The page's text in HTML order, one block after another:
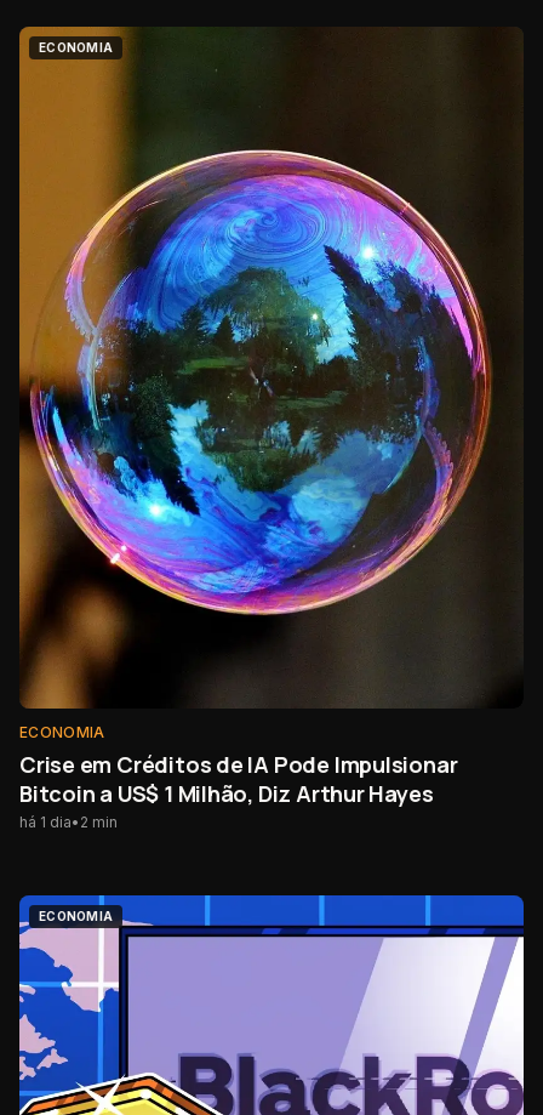
ECONOMIA
ECONOMIA
Crise em Créditos de IA Pode Impulsionar
Bitcoin a US$ 1 Milhão, Diz Arthur Hayes
há 1 dia• 2 min
ECONOMIA